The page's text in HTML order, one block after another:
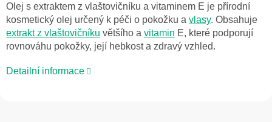
Olej s extraktem z vlaštovičníku a vitaminem E je přírodní
kosmetický olej určený k péči o pokožku a vlasy. Obsahuje
extrakt z vlaštovičníku většího a vitamin E, které podporují
rovnováhu pokožky, její hebkost a zdravý vzhled.
Detailní informace